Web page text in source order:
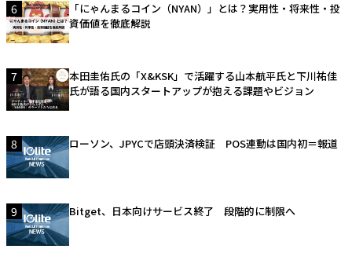
6
「にゃんまるコイン（NYAN）」とは？実用性・将来性・投
資価値を徹底解説
7
本田圭佑氏の「X&KSK」で活躍する山本航平氏と下川祐佳
氏が語る国内スタートアップが抱える課題やビジョン
8 ローソン、JPYCで店頭決済検証 POS連動は国内初＝報道
9 Bitget、日本向けサービス終了 段階的に制限へ